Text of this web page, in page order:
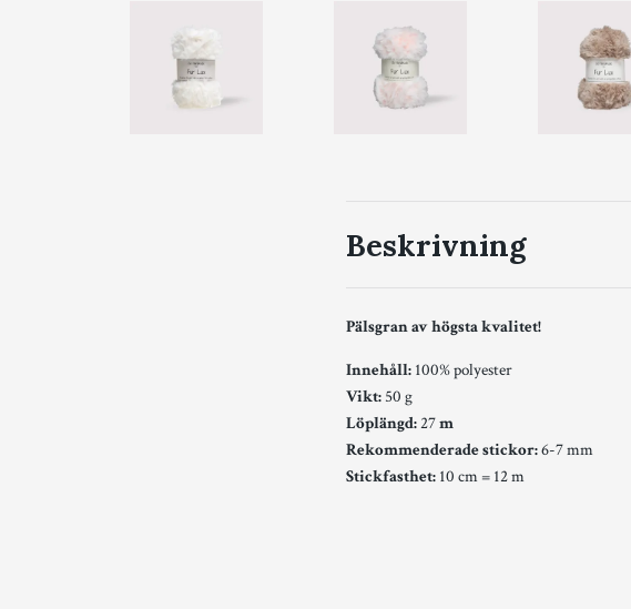
Beskrivning
Pälsgran av högsta kvalitet!
Innehåll: 100% polyester
Vikt: 50 g
Löplängd:27m
Rekommenderade stickor:6-7 mm
Stickfasthet: 10 cm = 12 m